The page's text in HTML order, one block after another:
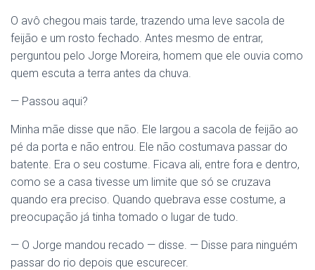
O avô chegou mais tarde, trazendo uma leve sacola de
feijão e um rosto fechado. Antes mesmo de entrar,
perguntou pelo Jorge Moreira, homem que ele ouvia como
quem escuta a terra antes da chuva.
— Passou aqui?
Minha mãe disse que não. Ele largou a sacola de feijão ao
pé da porta e não entrou. Ele não costumava passar do
batente. Era o seu costume. Ficava ali, entre fora e dentro,
como se a casa tivesse um limite que só se cruzava
quando era preciso. Quando quebrava esse costume, a
preocupação já tinha tomado o lugar de tudo.
— O Jorge mandou recado — disse. — Disse para ninguém
passar do rio depois que escurecer.